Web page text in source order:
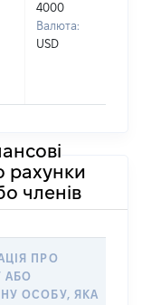
4000
Валюта:
USD
рахунки
членів
ПРО
АБО
ОСОБУ, ЯКА